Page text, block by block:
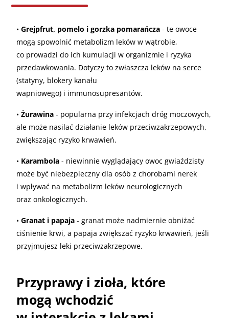
• Grejpfrut, pomelo i gorzka pomarańcza - te owoce
mogą spowolnić metabolizm leków w wątrobie,
co prowadzi do ich kumulacji w organizmie i ryzyka
przedawkowania. Dotyczy to zwłaszcza leków na serce
(statyny, blokery kanału
wapniowego) i immunosupresantów.
• Żurawina - popularna przy infekcjach dróg moczowych,
ale może nasilać działanie leków przeciwzakrzepowych,
zwiększając ryzyko krwawień.
• Karambola - niewinnie wyglądający owoc gwiaździsty
może być niebezpieczny dla osób z chorobami nerek
i wpływać na metabolizm leków neurologicznych
oraz onkologicznych.
• Granat i papaja - granat może nadmiernie obniżać
ciśnienie krwi, a papaja zwiększać ryzyko krwawień, jeśli
przyjmujesz leki przeciwzakrzepowe.
Przyprawy i zioła, które
mogą wchodzić